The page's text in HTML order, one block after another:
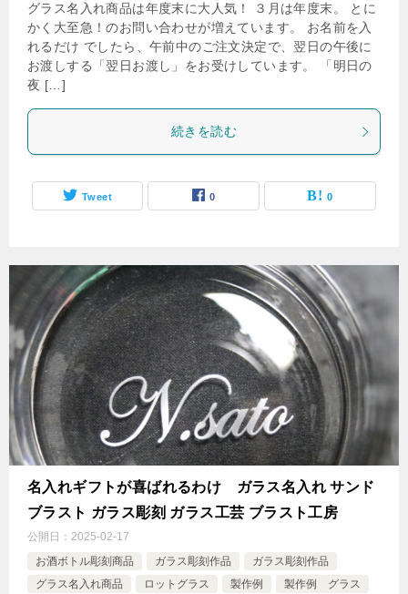
グラス名入れ商品は年度末に大人気！ ３月は年度末。 とに
かく大至急！のお問い合わせが増えています。 お名前を入
れるだけ でしたら、午前中のご注文決定で、翌日の午後に
お渡しする「翌日お渡し」をお受けしています。 「明日の
夜 […]
続きを読む
Tweet 0 0
名入れギフトが喜ばれるわけ ガラス名入れ サンド
ブラスト ガラス彫刻 ガラス工芸 ブラスト工房
公開日： 2025-02-17
お酒ボトル彫刻商品
ガラス彫刻作品
ガラス彫刻作品
グラス名入れ商品
ロットグラス 製作例 製作例 グラス